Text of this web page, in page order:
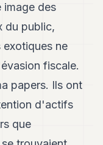
image des
du public,
exotiques ne
fiscale.
papers. Ils ont
d'actifs
que